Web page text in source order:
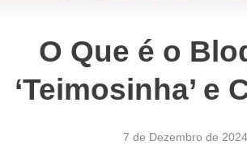
O Que é o
‘Teimosinha’ e
7 de Dezembro de 2024